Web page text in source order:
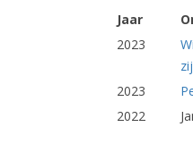
Jaar
2023
2023
2022